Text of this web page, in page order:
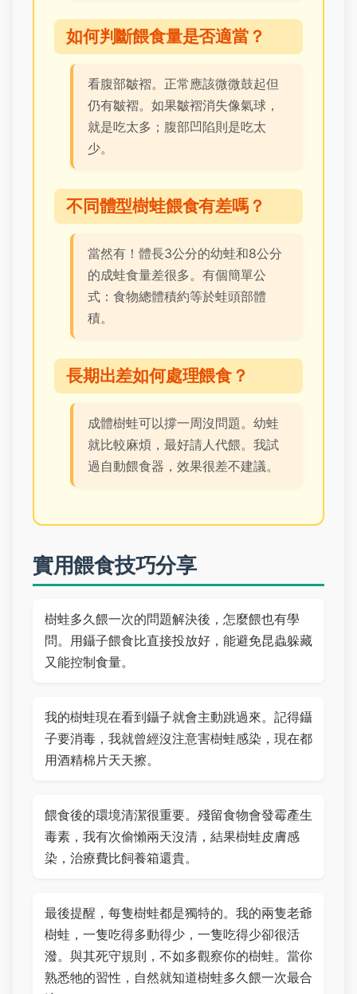
如何判斷餵食量是否適當？
看腹部皺褶。正常應該微微鼓起但
仍有皺褶。如果皺褶消失像氣球，
就是吃太多；腹部凹陷則是吃太
少。
不同體型樹蛙餵食有差嗎？
當然有！體長3公分的幼蛙和8公分
的成蛙食量差很多。有個簡單公
式：食物總體積約等於蛙頭部體
積。
長期出差如何處理餵食？
成體樹蛙可以撐一周沒問題。幼蛙
就比較麻煩，最好請人代餵。我試
過自動餵食器，效果很差不建議。
實用餵食技巧分享
樹蛙多久餵一次的問題解決後，怎麼餵也有學
問。用鑷子餵食比直接投放好，能避免昆蟲躲藏
又能控制食量。
我的樹蛙現在看到鑷子就會主動跳過來。記得鑷
子要消毒，我就曾經沒注意害樹蛙感染，現在都
用酒精棉片天天擦。
餵食後的環境清潔很重要。殘留食物會發霉產生
毒素，我有次偷懶兩天沒清，結果樹蛙皮膚感
染，治療費比飼養箱還貴。
最後提醒，每隻樹蛙都是獨特的。我的兩隻老爺
樹蛙，一隻吃得多動得少，一隻吃得少卻很活
潑。與其死守規則，不如多觀察你的樹蛙。當你
熟悉牠的習性，自然就知道樹蛙多久餵一次最合